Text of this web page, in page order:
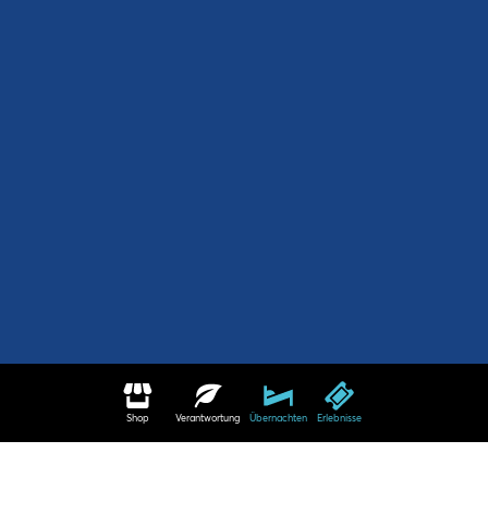
Shop Verantwortung Übernachten Erlebnisse